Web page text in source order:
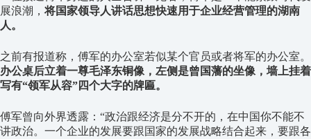
展浪潮，将国家领导人讲话思想快速用于企业经营管理的湖南
人。
之前有报道称，傅军的办公室若似某个官员或者将军的办公室。
办公桌后立着一尊毛泽东铜像，左侧是曾国藩的坐像，墙上挂着
写有“领军从容”四个大字的牌匾。
傅军曾向外界透露：“政治跟经济是分不开的，在中国你不能不
讲政治。一个企业的发展要跟国家的发展战略结合起来，要跟各